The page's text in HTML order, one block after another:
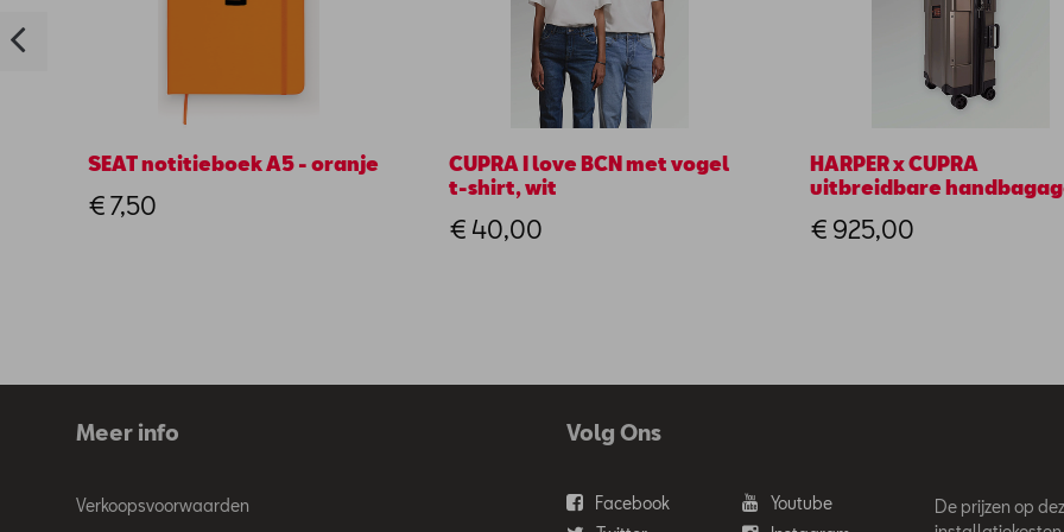
SEAT notitieboek A5 - oranje
€ 7,50
CUPRA I love BCN met vogel
t-shirt, wit
€ 40,00
HARPER x CUPRA
uitbreidbare
€ 925,00
Meer info
Verkoopsvoorwaarden
Volg Ons
Facebook
Youtube
De prijzen op